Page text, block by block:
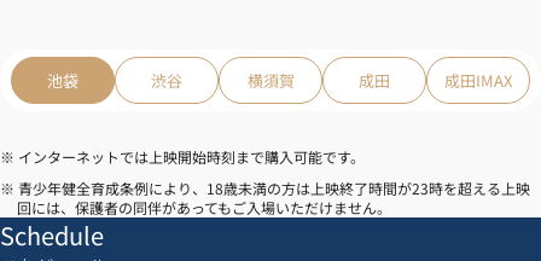
池袋 渋谷 横須賀 成田 成田IMAX
※ インターネットでは上映開始時刻まで購入可能です。
※ 青少年健全育成条例により、18歳未満の方は上映終了時間が23時を超える上映
回には、保護者の同伴があってもご入場いただけません。
Schedule